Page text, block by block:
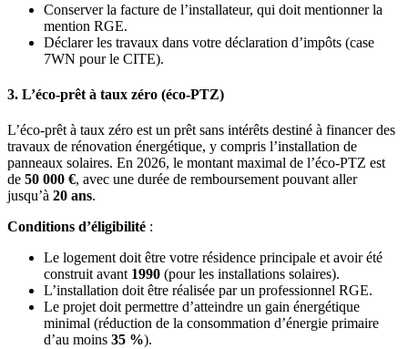
Conserver la facture de l’installateur, qui doit mentionner la
mention RGE.
Déclarer les travaux dans votre déclaration d’impôts (case
7WN pour le CITE).
3. L’éco-prêt à taux zéro (éco-PTZ)
L’éco-prêt à taux zéro est un prêt sans intérêts destiné à financer des
travaux de rénovation énergétique, y compris l’installation de
panneaux solaires. En 2026, le montant maximal de l’éco-PTZ est
de 50 000 €, avec une durée de remboursement pouvant aller
jusqu’à 20 ans.
Conditions d’éligibilité :
Le logement doit être votre résidence principale et avoir été
construit avant 1990 (pour les installations solaires).
L’installation doit être réalisée par un professionnel RGE.
Le projet doit permettre d’atteindre un gain énergétique
minimal (réduction de la consommation d’énergie primaire
d’au moins 35 %).